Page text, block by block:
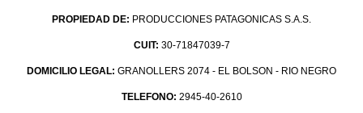
PROPIEDAD DE: PRODUCCIONES PATAGONICAS S.A.S.
CUIT: 30-71847039-7
DOMICILIO LEGAL: GRANOLLERS 2074 - EL BOLSON - RIO NEGRO
TELEFONO: 2945-40-2610